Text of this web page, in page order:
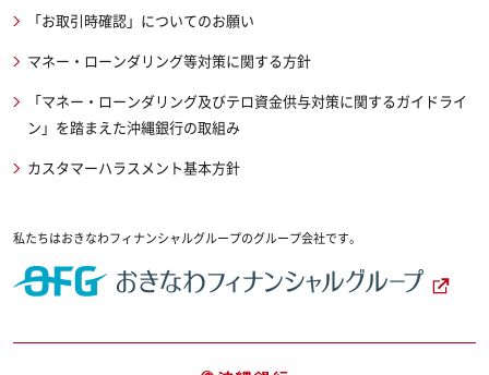
私たちはおきなわフィナンシャルグループのグループ会社です。
「お取引時確認」についてのお願い
マネー・ローンダリング等対策に関する方針
「マネー・ローンダリング及びテロ資金供与対策に関するガイドライ
ン」を踏まえた沖縄銀行の取組み
カスタマーハラスメント基本方針